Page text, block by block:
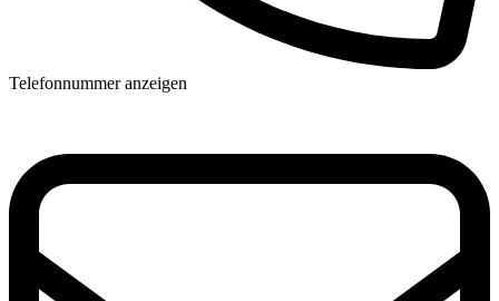
Telefonnummer anzeigen